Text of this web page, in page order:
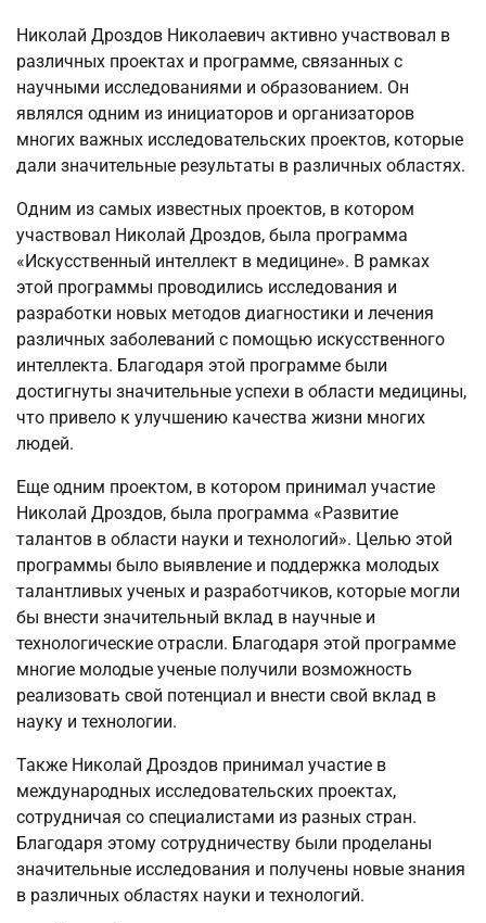
Николай Дроздов Николаевич активно участвовал в
различных проектах и программе, связанных с
научными исследованиями и образованием. Он
являлся одним из инициаторов и организаторов
многих важных исследовательских проектов, которые
дали значительные результаты в различных областях.
Одним из самых известных проектов, в котором
участвовал Николай Дроздов, была программа
«Искусственный интеллект в медицине». В рамках
этой программы проводились исследования и
разработки новых методов диагностики и лечения
различных заболеваний с помощью искусственного
интеллекта. Благодаря этой программе были
достигнуты значительные успехи в области медицины,
что привело к улучшению качества жизни многих
людей.
Еще одним проектом, в котором принимал участие
Николай Дроздов, была программа «Развитие
талантов в области науки и технологий». Целью этой
программы было выявление и поддержка молодых
талантливых ученых и разработчиков, которые могли
бы внести значительный вклад в научные и
технологические отрасли. Благодаря этой программе
многие молодые ученые получили возможность
реализовать свой потенциал и внести свой вклад в
науку и технологии.
Также Николай Дроздов принимал участие в
международных исследовательских проектах,
сотрудничая со специалистами из разных стран.
Благодаря этому сотрудничеству были проделаны
значительные исследования и получены новые знания
в различных областях науки и технологий.